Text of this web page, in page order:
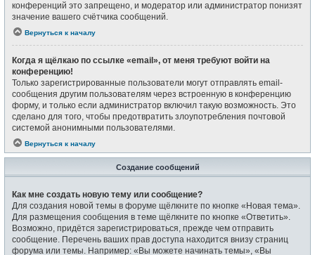
конференций это запрещено, и модератор или администратор понизят
значение вашего счётчика сообщений.
Вернуться к началу
Когда я щёлкаю по ссылке «email», от меня требуют войти на
конференцию!
Только зарегистрированные пользователи могут отправлять email-
сообщения другим пользователям через встроенную в конференцию
форму, и только если администратор включил такую возможность. Это
сделано для того, чтобы предотвратить злоупотребления почтовой
системой анонимными пользователями.
Вернуться к началу
Создание сообщений
Как мне создать новую тему или сообщение?
Для создания новой темы в форуме щёлкните по кнопке «Новая тема».
Для размещения сообщения в теме щёлкните по кнопке «Ответить».
Возможно, придётся зарегистрироваться, прежде чем отправить
сообщение. Перечень ваших прав доступа находится внизу страниц
форума или темы. Например: «Вы можете начинать темы», «Вы